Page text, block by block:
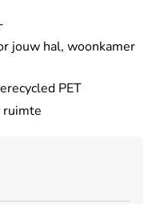
jouw hal, woonkamer
PET
ruimte